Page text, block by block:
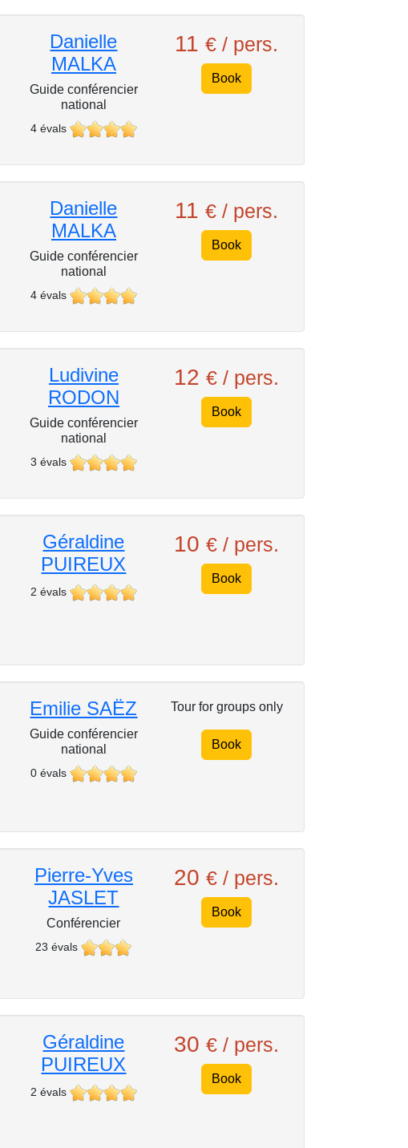
Danielle
MALKA
Guide conférencier
national
4 évals
11€ / pers.
Book
Danielle
MALKA
Guide conférencier
national
4 évals
11€ / pers.
Book
Ludivine
RODON
Guide conférencier
national
3 évals
12€ / pers.
Book
Géraldine
PUIREUX
2 évals
10€ / pers.
Book
Emilie SAËZ
Guide conférencier
national
0 évals
Tour for groups only
Book
Pierre-Yves
JASLET
Conférencier
23 évals
20€ / pers.
Book
Géraldine
PUIREUX
2 évals
30€ / pers.
Book